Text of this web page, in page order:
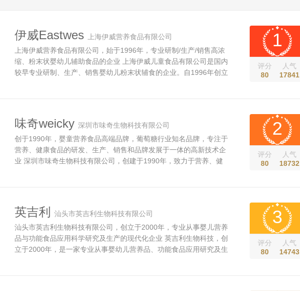
伊威Eastwes 上海伊威营养食品有限公司
上海伊威营养食品有限公司，始于1996年，专业研制/生产/销售高浓
缩、粉末状婴幼儿辅助食品的企业 上海伊威儿童食品有限公司是国内
较早专业研制、生产、销售婴幼儿粉末状辅食的企业。自1996年创立
1
评分
80
人气
17841
味奇weicky 深圳市味奇生物科技有限公司
创于1990年，婴童营养食品高端品牌，葡萄糖行业知名品牌，专注于
营养、健康食品的研发、生产、销售和品牌发展于一体的高新技术企
业 深圳市味奇生物科技有限公司，创建于1990年，致力于营养、健
2
评分
80
人气
18732
英吉利
汕头市英吉利生物科技有限公司
汕头市英吉利生物科技有限公司，创立于2000年，专业从事婴儿营养
品与功能食品应用科学研究及生产的现代化企业 英吉利生物科技，创
立于2000年，是一家专业从事婴幼儿营养品、功能食品应用研究及生
3
评分
80
人气
14743